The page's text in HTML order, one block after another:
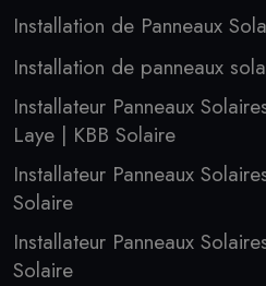
Installation de Panneaux
Installation de panneaux
Installateur Panneaux
Laye | KBB Solaire
Installateur Panneaux
Solaire
Installateur Panneaux
Solaire